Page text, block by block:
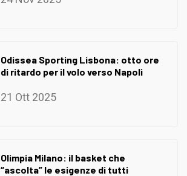
Odissea Sporting Lisbona: otto ore
di ritardo per il volo verso Napoli
21 Ott 2025
Olimpia Milano: il basket che
“ascolta” le esigenze di tutti